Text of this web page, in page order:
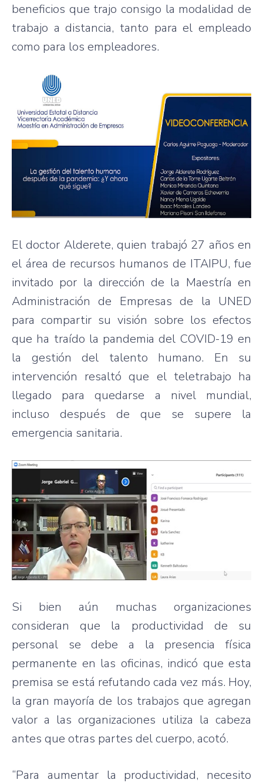
beneficios que trajo consigo la modalidad de
trabajo a distancia, tanto para el empleado
como para los empleadores.
El doctor Alderete, quien trabajó 27 años en
el área de recursos humanos de ITAIPU, fue
invitado por la dirección de la Maestría en
Administración de Empresas de la UNED
para compartir su visión sobre los efectos
que ha traído la pandemia del COVID-19 en
la gestión del talento humano. En su
intervención resaltó que el teletrabajo ha
llegado para quedarse a nivel mundial,
incluso después de que se supere la
emergencia sanitaria.
Si bien aún muchas organizaciones
consideran que la productividad de su
personal se debe a la presencia física
permanente en las oficinas, indicó que esta
premisa se está refutando cada vez más. Hoy,
la gran mayoría de los trabajos que agregan
valor a las organizaciones utiliza la cabeza
antes que otras partes del cuerpo, acotó.
“Para aumentar la productividad, necesito